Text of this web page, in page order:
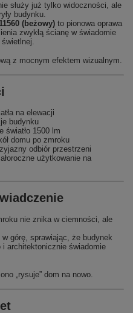
służy już tylko widoczności, ale
budynku.
(beżowy) to pionowa oprawa
zwykłą ścianę w świadomie
z mocnym efektem wizualnym.
na elewacji
budynku
światło 1500 lm
domu po zmroku
odbiór przestrzeni
użytkowanie na
nie znika w ciemności, ale
w górę, sprawiając, że budynek
architektonicznie świadomie
„rysuje” dom na nowo.